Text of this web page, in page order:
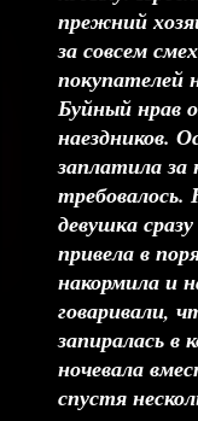
прежний
за совсем
покупателей
Буйный нрав
наездников.
заплатила
девушка
привела в
накормила и
говаривали,
запиралась в
ночевала
спустя